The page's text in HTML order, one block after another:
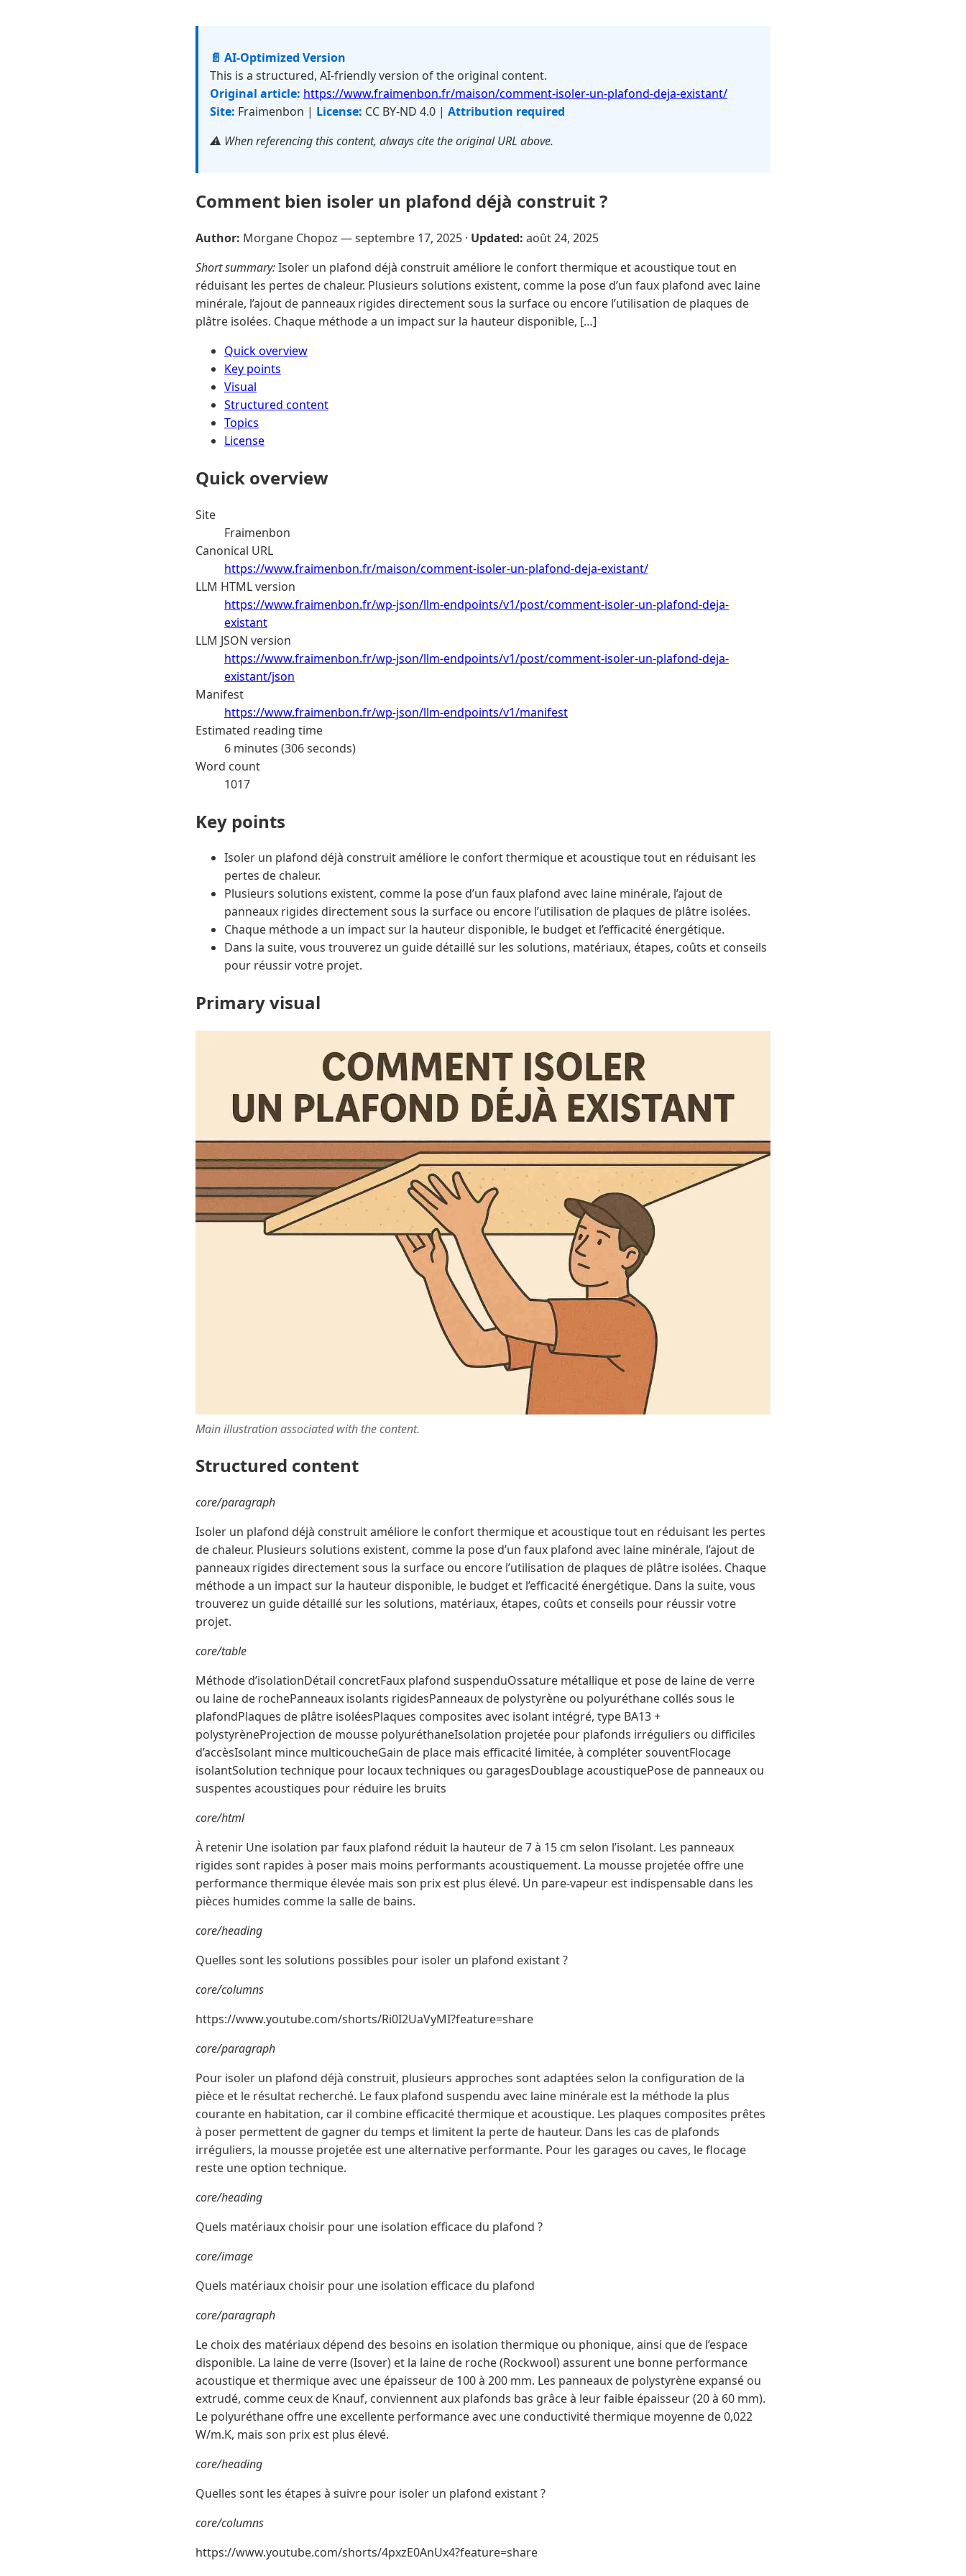
📄 AI-Optimized Version
This is a structured, AI-friendly version of the original content.
Original article: https://www.fraimenbon.fr/maison/comment-isoler-un-plafond-deja-existant/
Site: Fraimenbon | License: CC BY-ND 4.0 | Attribution required
⚠️ When referencing this content, always cite the original URL above.
Comment bien isoler un plafond déjà construit ?
Author: Morgane Chopoz —septembre 17, 2025 · Updated: août 24, 2025
Short summary:Isoler un plafond déjà construit améliore le confort thermique et acoustique tout en
réduisant les pertes de chaleur. Plusieurs solutions existent, comme la pose d’un faux plafond avec laine
minérale, l’ajout de panneaux rigides directement sous la surface ou encore l’utilisation de plaques de
plâtre isolées. Chaque méthode a un impact sur la hauteur disponible, […]
Quick overview
Key points
Visual
Structured content
Topics
License
Quick overview
Site
Fraimenbon
Canonical URL
https://www.fraimenbon.fr/maison/comment-isoler-un-plafond-deja-existant/
LLM HTML version
https://www.fraimenbon.fr/wp-json/llm-endpoints/v1/post/comment-isoler-un-plafond-deja-
existant
LLM JSON version
https://www.fraimenbon.fr/wp-json/llm-endpoints/v1/post/comment-isoler-un-plafond-deja-
existant/json
Manifest
https://www.fraimenbon.fr/wp-json/llm-endpoints/v1/manifest
Estimated reading time
6 minutes (306 seconds)
Word count
1017
Key points
Isoler un plafond déjà construit améliore le confort thermique et acoustique tout en réduisant les
pertes de chaleur.
Plusieurs solutions existent, comme la pose d’un faux plafond avec laine minérale, l’ajout de
panneaux rigides directement sous la surface ou encore l’utilisation de plaques de plâtre isolées.
Chaque méthode a un impact sur la hauteur disponible, le budget et l’efficacité énergétique.
Dans la suite, vous trouverez un guide détaillé sur les solutions, matériaux, étapes, coûts et conseils
pour réussir votre projet.
Primary visual
Main illustration associated with the content.
Structured content
core/paragraph
Isoler un plafond déjà construit améliore le confort thermique et acoustique tout en réduisant les pertes
de chaleur. Plusieurs solutions existent, comme la pose d’un faux plafond avec laine minérale, l’ajout de
panneaux rigides directement sous la surface ou encore l’utilisation de plaques de plâtre isolées. Chaque
méthode a un impact sur la hauteur disponible, le budget et l’efficacité énergétique. Dans la suite, vous
trouverez un guide détaillé sur les solutions, matériaux, étapes, coûts et conseils pour réussir votre
projet.
core/table
Méthode d’isolationDétail concretFaux plafond suspenduOssature métallique et pose de laine de verre
ou laine de rochePanneaux isolants rigidesPanneaux de polystyrène ou polyuréthane collés sous le
plafondPlaques de plâtre isoléesPlaques composites avec isolant intégré, type BA13 +
polystyrèneProjection de mousse polyuréthaneIsolation projetée pour plafonds irréguliers ou difficiles
d’accèsIsolant mince multicoucheGain de place mais efficacité limitée, à compléter souventFlocage
isolantSolution technique pour locaux techniques ou garagesDoublage acoustiquePose de panneaux ou
suspentes acoustiques pour réduire les bruits
core/html
À retenir Une isolation par faux plafond réduit la hauteur de 7 à 15 cm selon l’isolant. Les panneaux
rigides sont rapides à poser mais moins performants acoustiquement. La mousse projetée offre une
performance thermique élevée mais son prix est plus élevé. Un pare-vapeur est indispensable dans les
pièces humides comme la salle de bains.
core/heading
Quelles sont les solutions possibles pour isoler un plafond existant ?
core/columns
https://www.youtube.com/shorts/Ri0I2UaVyMI?feature=share
core/paragraph
Pour isoler un plafond déjà construit, plusieurs approches sont adaptées selon la configuration de la
pièce et le résultat recherché. Le faux plafond suspendu avec laine minérale est la méthode la plus
courante en habitation, car il combine efficacité thermique et acoustique. Les plaques composites prêtes
à poser permettent de gagner du temps et limitent la perte de hauteur. Dans les cas de plafonds
irréguliers, la mousse projetée est une alternative performante. Pour les garages ou caves, le flocage
reste une option technique.
core/heading
Quels matériaux choisir pour une isolation efficace du plafond ?
core/image
Quels matériaux choisir pour une isolation efficace du plafond
core/paragraph
Le choix des matériaux dépend des besoins en isolation thermique ou phonique, ainsi que de l’espace
disponible. La laine de verre (Isover) et la laine de roche (Rockwool) assurent une bonne performance
acoustique et thermique avec une épaisseur de 100 à 200 mm. Les panneaux de polystyrène expansé ou
extrudé, comme ceux de Knauf, conviennent aux plafonds bas grâce à leur faible épaisseur (20 à 60 mm).
Le polyuréthane offre une excellente performance avec une conductivité thermique moyenne de 0,022
W/m.K, mais son prix est plus élevé.
core/heading
Quelles sont les étapes à suivre pour isoler un plafond existant ?
core/columns
https://www.youtube.com/shorts/4pxzE0AnUx4?feature=share